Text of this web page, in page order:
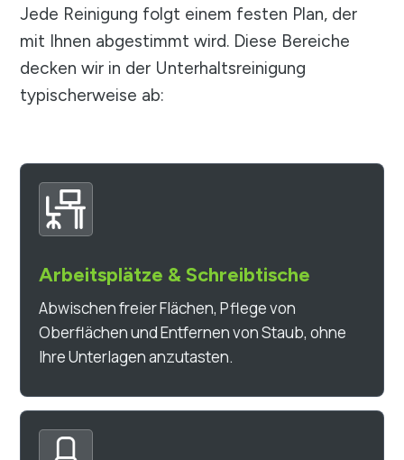
Jede Reinigung folgt einem festen Plan, der
mit Ihnen abgestimmt wird. Diese Bereiche
decken wir in der Unterhaltsreinigung
typischerweise ab:
Arbeitsplätze & Schreibtische
Abwischen freier Flächen, Pflege von
Oberflächen und Entfernen von Staub, ohne
Ihre Unterlagen anzutasten.